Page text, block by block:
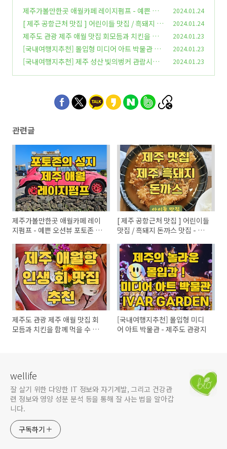
제주가볼만한곳 애월카페 레이지펌프 - 예쁜 오
션뷰 포토존 다수 (0)
2024.01.24
[ 제주 공항근처 맛집 ] 어린이들 맛집 / 흑돼지 돈
까스 맛집 - 미스터 빠삭 / 바다 경치 (0)
2024.01.24
제주도 관광 제주 애월 맛집 회모듬과 치킨을 함
께 먹을 수 있는 곳 - 애월항 포구 횟집 (0)
2024.01.23
[국내여행지추천] 몰입형 미디어 아트 박물관 -
제주도 관광지 (1)
2024.01.23
[국내여행지추천] 제주 성산 빛의벙커 관람시간
2024.01.23
관련글
제주가볼만한곳 애월카페 레이
지펌프 - 예쁜 오션뷰 포토존 다
[ 제주 공항근처 맛집 ] 어린이들
맛집 / 흑돼지 돈까스 맛집 - 미
제주도 관광 제주 애월 맛집 회
모듬과 치킨을 함께 먹을 수 있
[국내여행지추천] 몰입형 미디
어 아트 박물관 - 제주도 관광지
wellife
잘 살기 위한 다양한 IT 정보와 자기계발, 그리고 건강관
련 정보와 영양 성분 분석 등을 통해 잘 사는 법을 알아갑
니다.
구독하기